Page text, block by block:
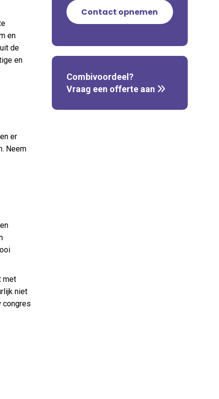
en
de
en
er
Neem
met
niet
congres
Contact opnemen
Combivoordeel?
Vraag een offerte aan